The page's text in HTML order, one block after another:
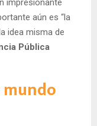
aún es “la
idea misma de
Pública